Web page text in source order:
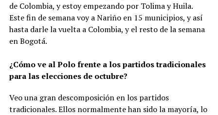
de Colombia, y estoy empezando por Tolima y Huila.
Este fin de semana voy a Nariño en 15 municipios, y así
hasta darle la vuelta a Colombia, y el resto de la semana
en Bogotá.
¿Cómo ve al Polo frente a los partidos tradicionales
para las elecciones de octubre?
Veo una gran descomposición en los partidos
tradicionales. Ellos normalmente han sido la mayoría, lo